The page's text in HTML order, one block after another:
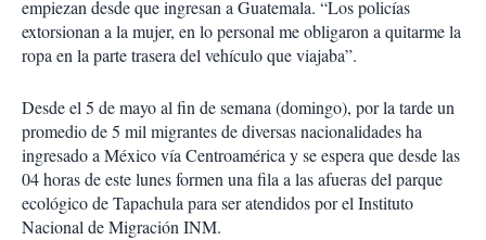
empiezan desde que ingresan a Guatemala. “Los policías
extorsionan a la mujer, en lo personal me obligaron a quitarme la
ropa en la parte trasera del vehículo que viajaba”.
Desde el 5 de mayo al fin de semana (domingo), por la tarde un
promedio de 5 mil migrantes de diversas nacionalidades ha
ingresado a México vía Centroamérica y se espera que desde las
04 horas de este lunes formen una fila a las afueras del parque
ecológico de Tapachula para ser atendidos por el Instituto
Nacional de Migración INM.